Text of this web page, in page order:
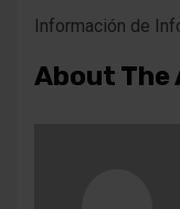
Información de
About The